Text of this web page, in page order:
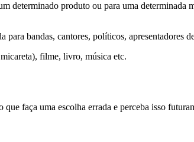
determinado produto ou para uma
bandas, cantores, políticos, apresentadores
filme, livro, música etc.
faça uma escolha errada e perceba isso